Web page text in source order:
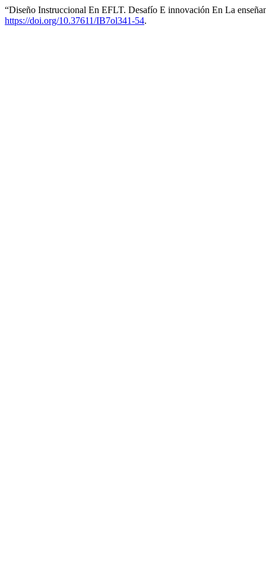
“Diseño Instruccional En EFLT. Desafío E innovación En La
https://doi.org/10.37611/IB7ol341-54.